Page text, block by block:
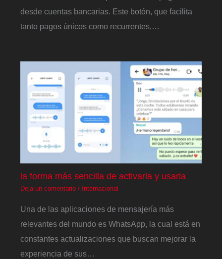
desde cuentas bancarias. Este botón, que facilita
tanto pagos únicos como recurrentes,…
la forma más sencilla de activarla y usarla
Deja un comentario / Internacional
Una de las aplicaciones de mensajería más
relevantes del mundo es WhatsApp, la cual está en
constantes actualizaciones que buscan mejorar la
experiencia de sus…